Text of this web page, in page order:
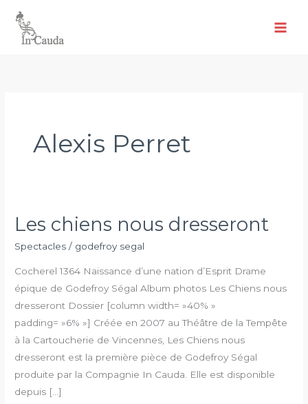
contenu
Alexis Perret
Les chiens nous dresseront
Spectacles / godefroy segal
Cocherel 1364 Naissance d’une nation d’Esprit Drame
épique de Godefroy Ségal Album photos Les Chiens nous
dresseront Dossier [column width= »40% »
padding= »6% »] Créée en 2007 au Théâtre de la Tempête
à la Cartoucherie de Vincennes, Les Chiens nous
dresseront est la première pièce de Godefroy Ségal
produite par la Compagnie In Cauda. Elle est disponible
depuis […]
Les
nous
dresseront